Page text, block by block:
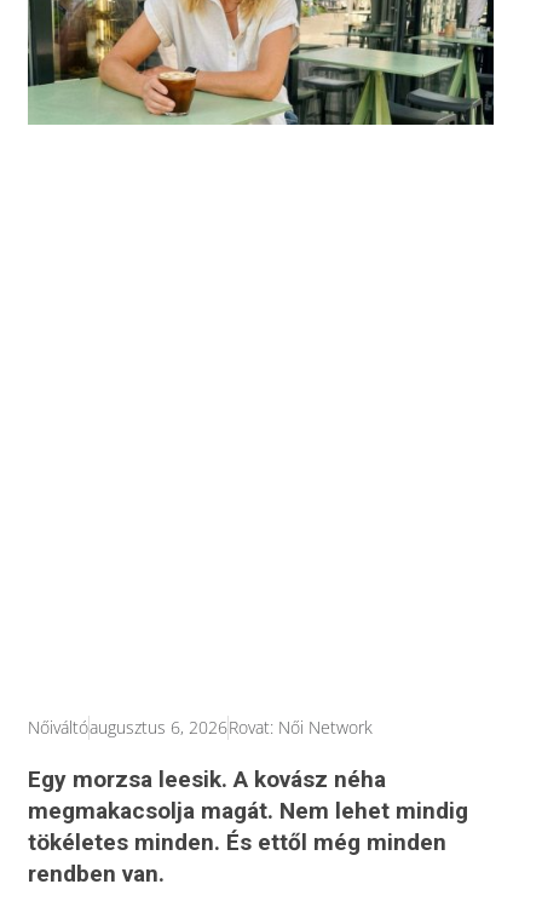
Nőiváltóaugusztus 6, 2026Rovat: Női Network
Egy morzsa leesik. A kovász néha
megmakacsolja magát. Nem lehet mindig
tökéletes minden. És ettől még minden
rendben van.